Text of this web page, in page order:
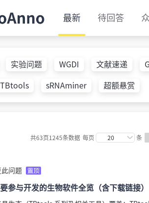
最新 待回答
实验问题 WGDI 文献速递
TBtools sRNAminer 超额悬赏
共63页1245条数据 每页 20 条
问题
参与开发的生物软件全览（含下载链接）